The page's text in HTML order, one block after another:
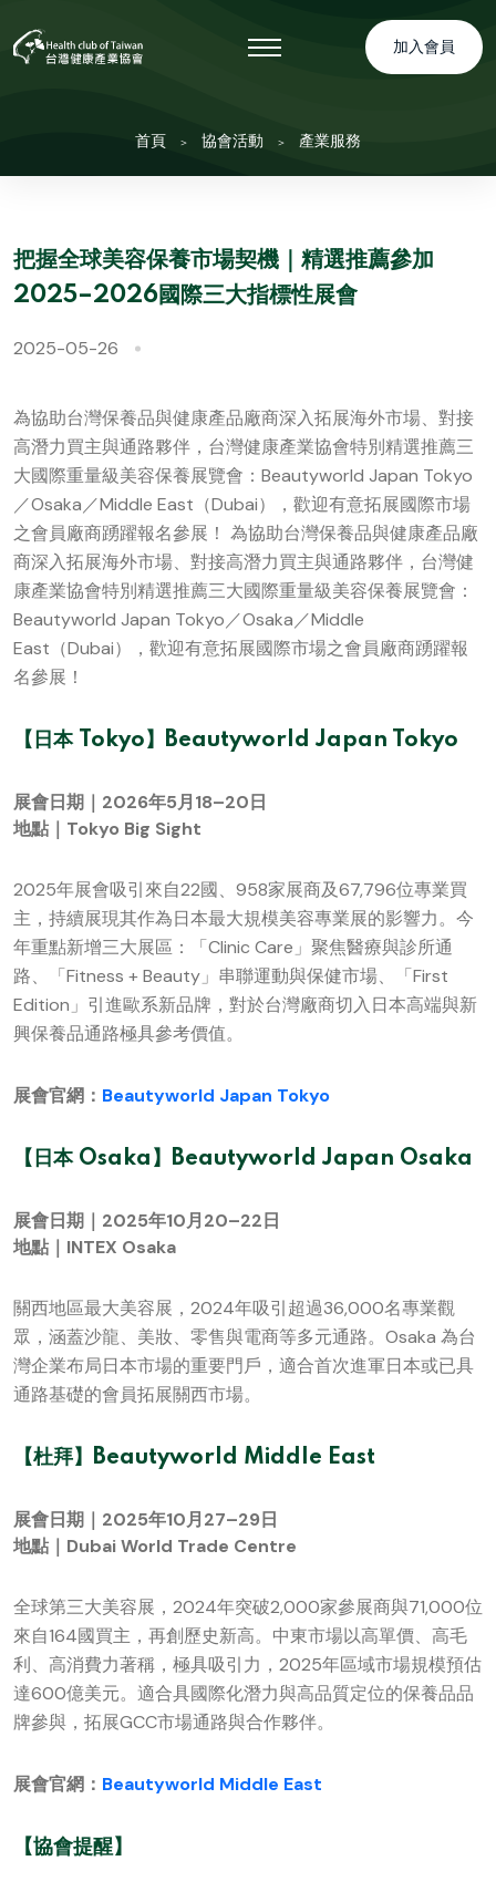
加入會員
首頁 協會活動 產業服務
把握全球美容保養市場契機｜精選推薦參加
2025–2026國際三大指標性展會
2025-05-26
為協助台灣保養品與健康產品廠商深入拓展海外市場、對接
高潛力買主與通路夥伴，台灣健康產業協會特別精選推薦三
大國際重量級美容保養展覽會：Beautyworld Japan Tokyo
／Osaka／Middle East（Dubai），歡迎有意拓展國際市場
之會員廠商踴躍報名參展！ 為協助台灣保養品與健康產品廠
商深入拓展海外市場、對接高潛力買主與通路夥伴，台灣健
康產業協會特別精選推薦三大國際重量級美容保養展覽會：
Beautyworld Japan Tokyo／Osaka／Middle
East（Dubai），歡迎有意拓展國際市場之會員廠商踴躍報
名參展！
【日本 Tokyo】Beautyworld Japan Tokyo
展會日期｜2026年5月18–20日
地點｜Tokyo Big Sight
2025年展會吸引來自22國、958家展商及67,796位專業買
主，持續展現其作為日本最大規模美容專業展的影響力。今
年重點新增三大展區：「Clinic Care」聚焦醫療與診所通
路、「Fitness + Beauty」串聯運動與保健市場、「First
Edition」引進歐系新品牌，對於台灣廠商切入日本高端與新
興保養品通路極具參考價值。
展會官網： Beautyworld Japan Tokyo
【日本 Osaka】Beautyworld Japan Osaka
展會日期｜2025年10月20–22日
地點｜INTEX Osaka
關西地區最大美容展，2024年吸引超過36,000名專業觀
眾，涵蓋沙龍、美妝、零售與電商等多元通路。Osaka 為台
灣企業布局日本市場的重要門戶，適合首次進軍日本或已具
通路基礎的會員拓展關西市場。
【杜拜】Beautyworld Middle East
展會日期｜2025年10月27–29日
地點｜Dubai World Trade Centre
全球第三大美容展，2024年突破2,000家參展商與71,000位
來自164國買主，再創歷史新高。中東市場以高單價、高毛
利、高消費力著稱，極具吸引力，2025年區域市場規模預估
達600億美元。適合具國際化潛力與高品質定位的保養品品
牌參與，拓展GCC市場通路與合作夥伴。
展會官網： Beautyworld Middle East
【協會提醒】